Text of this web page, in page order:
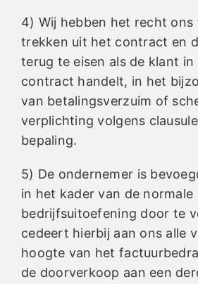
4) Wij hebben het recht ons
trekken uit het contract en
terug te eisen als de klant
contract handelt, in het
van betalingsverzuim of
verplichting volgens
bepaling.
5) De ondernemer is
in het kader van de normale
bedrijfsuitoefening door te
cedeert hierbij aan ons alle
hoogte van het
de doorverkoop aan een